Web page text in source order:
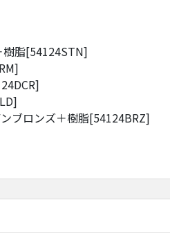
樹脂[54124STN]
ブロンズ＋樹脂[54124BRZ]